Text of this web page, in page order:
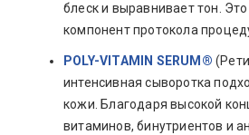
блеск и выравнивает тон.
компонент протокола
POLY-VITAMIN SERUM®
интенсивная сыворотка
кожи. Благодаря высокой
витаминов, бинутриентов и